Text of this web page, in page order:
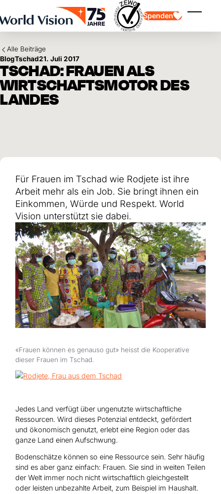
Spenden
Testament und Legat
Philanthropie
Unternehmenskooperationen
Erdbeben Venezuela
Hilfe für Ukraine
Hilfe für Sudan
Hilfe für Afghanistan
Alle Nothilfe-Projekte
Jahresbericht und Finanzen
Afrika
Asien
Lateinamerika
Naher Osten und Europa
Alle Beiträge
BlogTschad21. Juli 2017
TSCHAD: FRAUEN ALS
WIRTSCHAFTSMOTOR DES
LANDES
Für Frauen im Tschad wie Rodjete ist ihre
Arbeit mehr als ein Job. Sie bringt ihnen ein
Einkommen, Würde und Respekt. World
Vision unterstützt sie dabei.
«Frauen können es genauso gut» heisst die Kooperative
dieser Frauen im Tschad.
Jedes Land verfügt über ungenutzte wirtschaftliche
Ressourcen. Wird dieses Potenzial entdeckt, gefördert
und ökonomisch genutzt, erlebt eine Region oder das
ganze Land einen Aufschwung.
Bodenschätze können so eine Ressource sein. Sehr häufig
sind es aber ganz einfach: Frauen. Sie sind in weiten Teilen
der Welt immer noch nicht wirtschaftlich gleichgestellt
oder leisten unbezahlte Arbeit, zum Beispiel im Haushalt.